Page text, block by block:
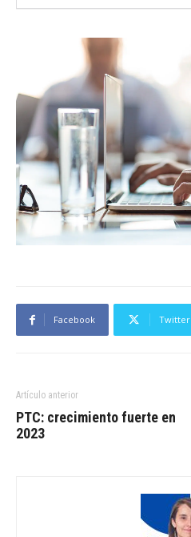
Facebook Twitter
Artículo anterior
PTC: crecimiento fuerte en
2023